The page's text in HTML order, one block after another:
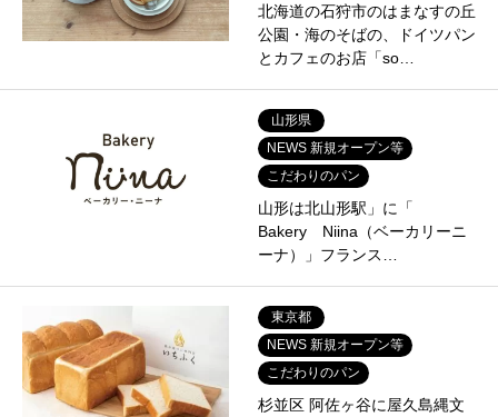
北海道の石狩市のはまなすの丘
公園・海のそばの、ドイツパン
とカフェのお店「so…
山形県
NEWS 新規オープン等
こだわりのパン
山形は北山形駅」に「
Bakery Niina（ベーカリーニ
ーナ）」フランス…
東京都
NEWS 新規オープン等
こだわりのパン
杉並区 阿佐ヶ谷に屋久島縄文